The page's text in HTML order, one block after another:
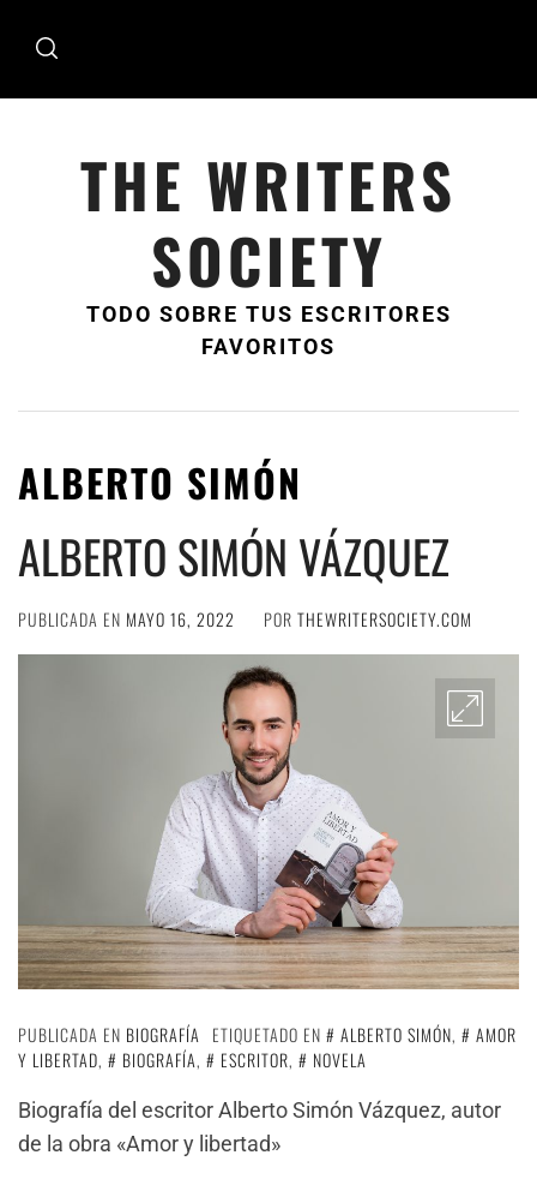
THE WRITERS
SOCIETY
TODO SOBRE TUS ESCRITORES
FAVORITOS
ALBERTO SIMÓN
ALBERTO SIMÓN VÁZQUEZ
PUBLICADA EN MAYO 16, 2022 POR THEWRITERSOCIETY.COM
PUBLICADA EN BIOGRAFÍA ETIQUETADO EN ALBERTO SIMÓN,
AMOR
Y LIBERTAD, BIOGRAFÍA, ESCRITOR,
NOVELA
Biografía del escritor Alberto Simón Vázquez, autor
de la obra «Amor y libertad»